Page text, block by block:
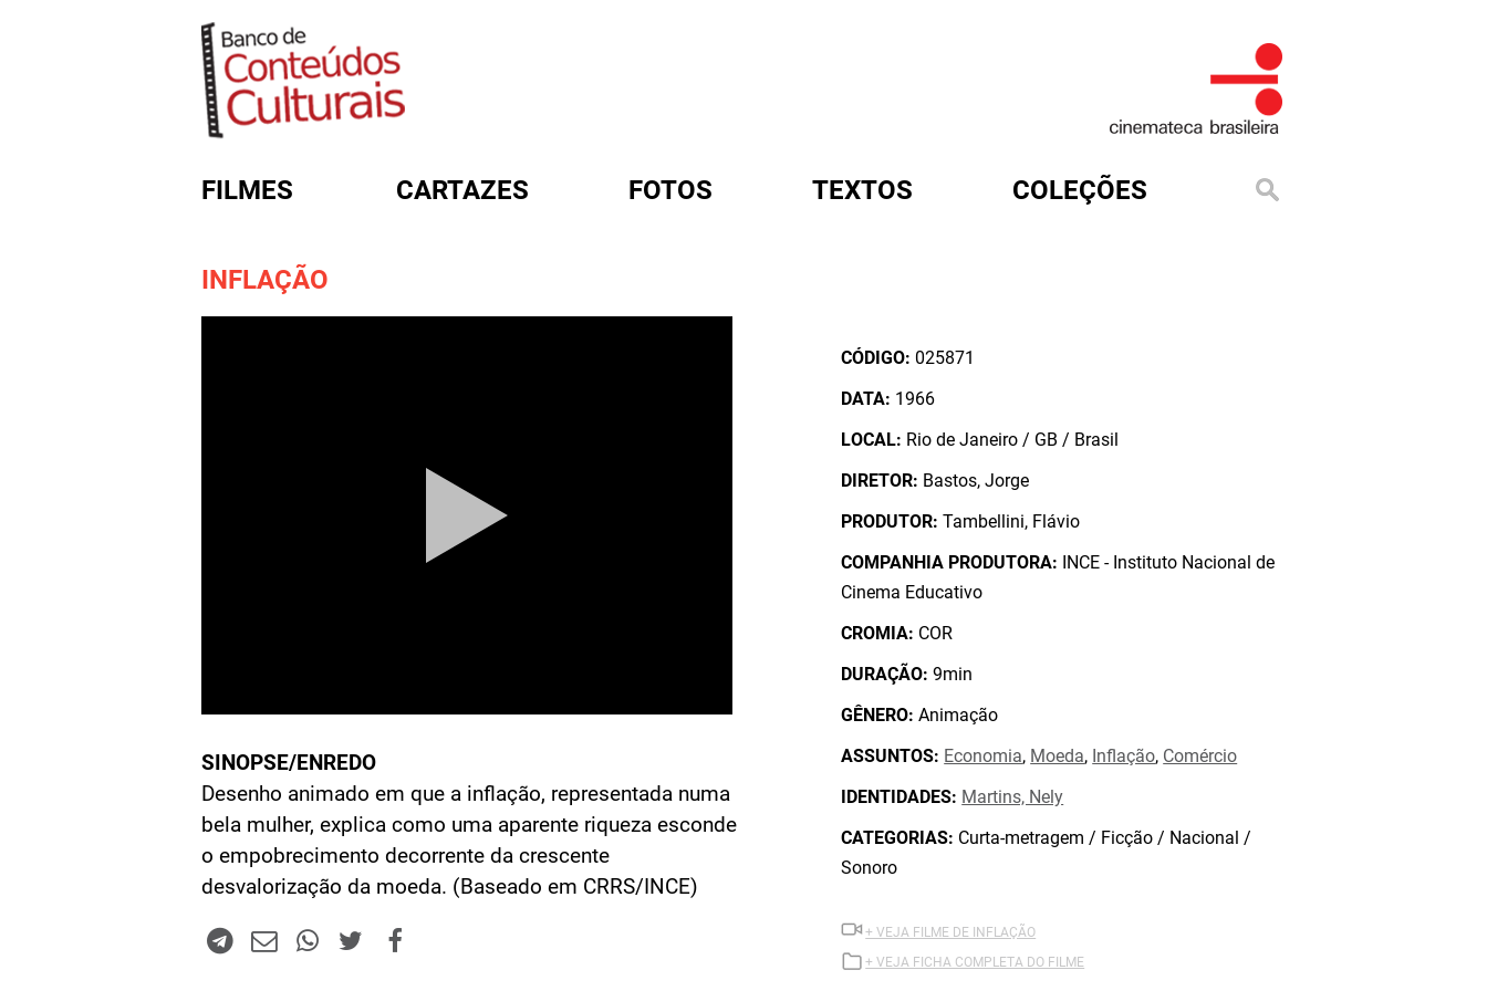
FILMES CARTAZES FOTOS TEXTOS COLEÇÕES
INFLAÇÃO
SINOPSE/ENREDO
Desenho animado em que a inflação, representada numa
bela mulher, explica como uma aparente riqueza esconde
o empobrecimento decorrente da crescente
desvalorização da moeda. (Baseado em CRRS/INCE)
CÓDIGO: 025871
DATA: 1966
LOCAL: Rio de Janeiro / GB / Brasil
DIRETOR: Bastos, Jorge
PRODUTOR: Tambellini, Flávio
COMPANHIA PRODUTORA: INCE - Instituto Nacional de
Cinema Educativo
CROMIA: COR
DURAÇÃO: 9min
GÊNERO: Animação
ASSUNTOS: Economia, Moeda, Inflação, Comércio
IDENTIDADES: Martins, Nely
CATEGORIAS: Curta-metragem / Ficção / Nacional /
Sonoro
+ VEJA FILME DE INFLAÇÃO
+ VEJA FICHA COMPLETA DO FILME
FORMULÁRIO DE BUSCA